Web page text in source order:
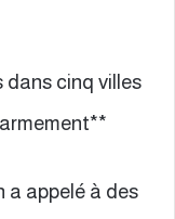
dans cinq villes
a appelé à des